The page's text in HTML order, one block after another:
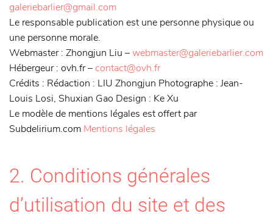
galeriebarlier@gmail.com
Le responsable publication est une personne physique ou
une personne morale.
Webmaster: Zhongjun Liu –webmaster@galeriebarlier.com
Hébergeur: ovh.fr –contact@ovh.fr
Crédits : Rédaction : LIU Zhongjun Photographe : Jean-
Louis Losi, Shuxian Gao Design : Ke Xu
Le modèle de mentions légales est offert par
Subdelirium.com Mentions légales
2. Conditions générales
d’utilisation du site et des